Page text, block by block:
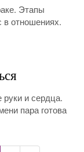
Этапы
в отношениях.
руки и сердца.
пара готова